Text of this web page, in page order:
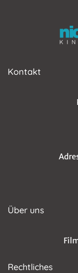
Kontakt
Über uns
Rechtliches